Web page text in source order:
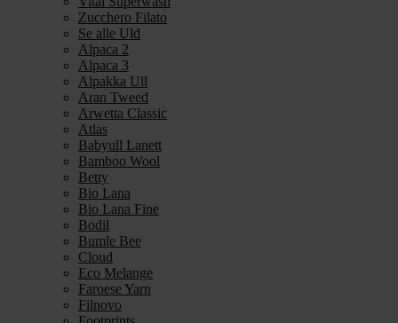
Zucchero Filato
Se alle Uld
Alpaca 2
Alpaca 3
Alpakka Ull
Aran Tweed
Arwetta Classic
Atlas
Babyull Lanett
Bamboo Wool
Betty
Bio Lana
Bio Lana Fine
Bodil
Bumle Bee
Cloud
Eco Melange
Faroese Yarn
Filnovo